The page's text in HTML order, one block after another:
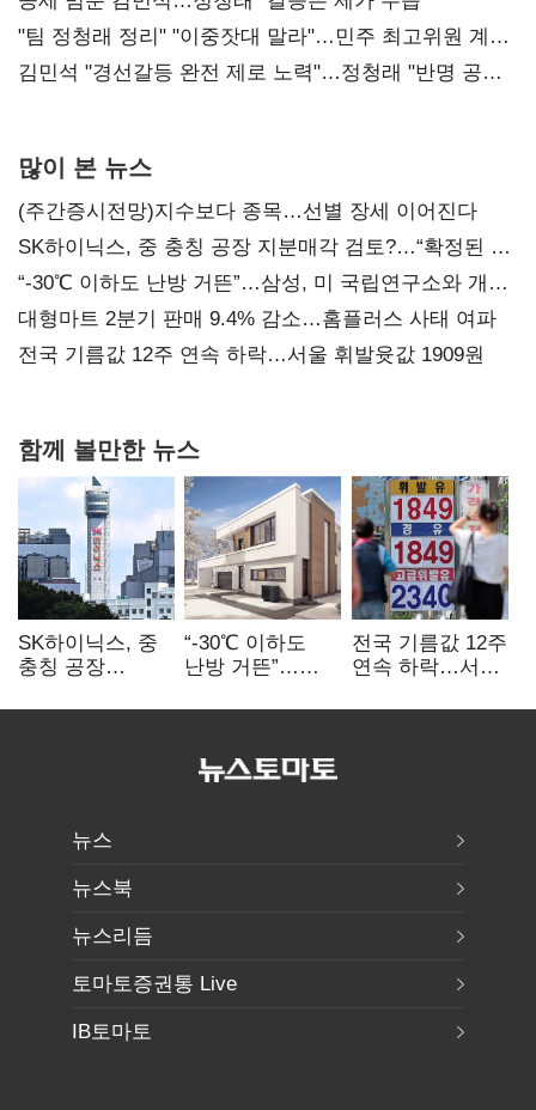
"팀 정청래 정리" "이중잣대 말라"…민주 최고위원 계파
다툼 격화
김민석 "경선갈등 완전 제로 노력"…정청래 "반명 공세
많이 본 뉴스
(주간증시전망)지수보다 종목…선별 장세 이어진다
SK하이닉스, 중 충칭 공장 지분매각 검토?…“확정된 바
없어”
“-30℃ 이하도 난방 거뜬”…삼성, 미 국립연구소와 개발
협력
대형마트 2분기 판매 9.4% 감소…홈플러스 사태 여파
전국 기름값 12주 연속 하락…서울 휘발윳값 1909원
함께 볼만한 뉴스
SK하이닉스, 중
충칭 공장
검토?…“확정된
“-30℃ 이하도
난방 거뜬”…
국립연구소와
전국 기름값 12주
연속 하락…서울
뉴스
뉴스북
뉴스리듬
토마토증권통 Live
IB토마토